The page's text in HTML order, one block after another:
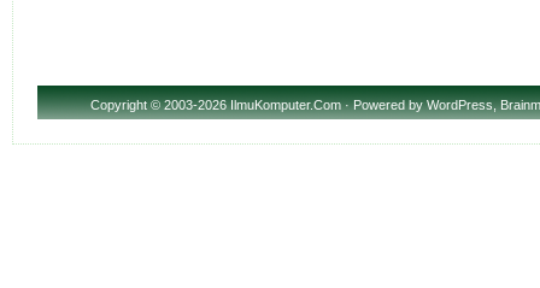
Copyright© 2003-2026 IlmuKomputer.Com · Powered byWordPress,